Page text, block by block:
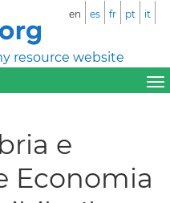
resource website
en es fr pt it
e
Economia